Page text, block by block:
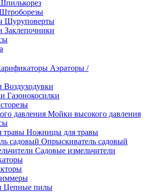
Шуруповерты
Заклепочники
Аэраторы /
Воздуходувки
Газонокосилки
Мойки высокого давления
Ножницы для травы
Опрыскиватель садовый
Садовые измельчители
Цепные пилы